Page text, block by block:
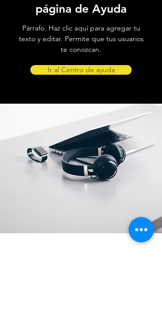
página de Ayuda
Párrafo. Haz clic aquí para agregar tu
texto y editar. Permite que tus usuarios
te conozcan.
Ir al Centro de ayuda